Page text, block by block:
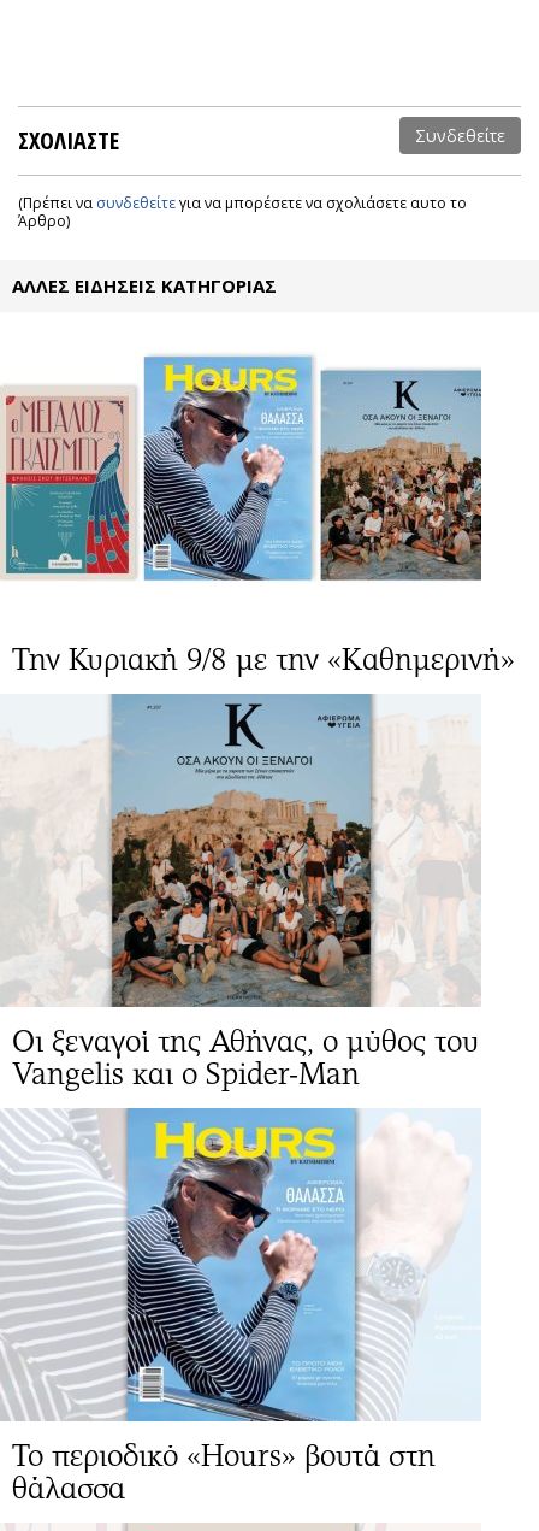
ΣΧΟΛΙΑΣΤΕ Συνδεθείτε
(Πρέπει να συνδεθείτεγια να μπορέσετε να σχολιάσετε αυτο το
Άρθρο)
ΑΛΛΕΣ ΕΙΔΗΣΕΙΣ ΚΑΤΗΓΟΡΙΑΣ
Την Κυριακή 9/8 με την «Καθημερινή»
Οι ξεναγοί της Αθήνας, ο μύθος του
Vangelis και ο Spider-Μan
Το περιοδικό «Hours» βουτά στη
θάλασσα